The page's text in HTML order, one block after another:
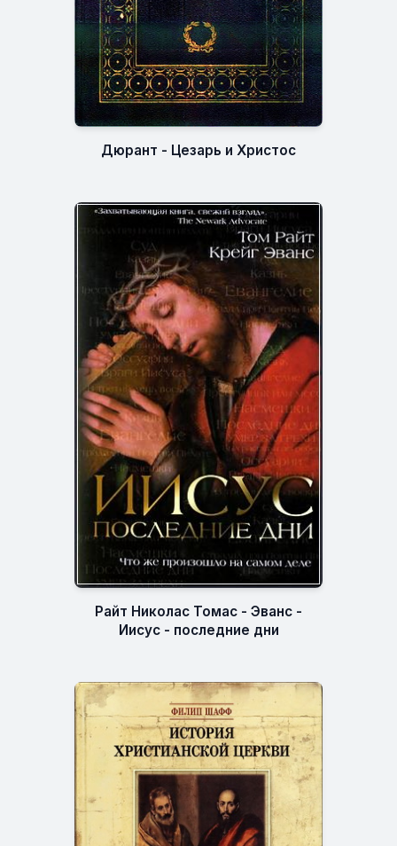
Дюрант - Цезарь и Христос
Райт Николас Томас - Эванс -
Иисус - последние дни